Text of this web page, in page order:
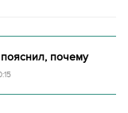
почему